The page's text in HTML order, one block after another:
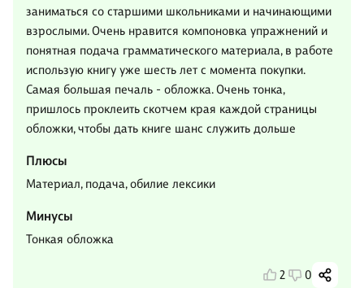
заниматься со старшими школьниками и начинающими
взрослыми. Очень нравится компоновка упражнений и
понятная подача грамматического материала, в работе
использую книгу уже шесть лет с момента покупки.
Самая большая печаль - обложка. Очень тонка,
пришлось проклеить скотчем края каждой страницы
обложки, чтобы дать книге шанс служить дольше
Плюсы
Материал, подача, обилие лексики
Минусы
Тонкая обложка
2 0